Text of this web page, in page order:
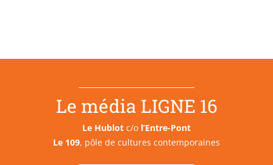
Le média LIGNE 16
Le Hublot c/o l’Entre-Pont
Le 109, pôle de cultures contemporaines